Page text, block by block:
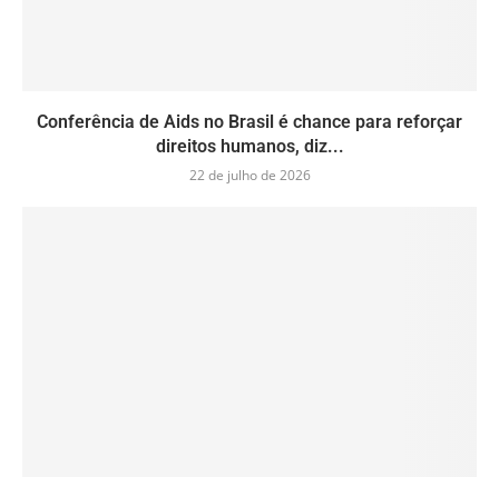
Conferência de Aids no Brasil é chance para reforçar
direitos humanos, diz...
22 de julho de 2026